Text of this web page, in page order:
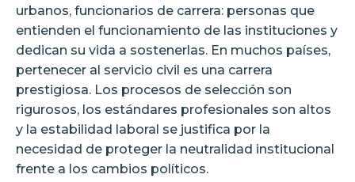
urbanos, funcionarios de carrera: personas que
entienden el funcionamiento de las instituciones y
dedican su vida a sostenerlas. En muchos países,
pertenecer al servicio civil es una carrera
prestigiosa. Los procesos de selección son
rigurosos, los estándares profesionales son altos
y la estabilidad laboral se justifica por la
necesidad de proteger la neutralidad institucional
frente a los cambios políticos.